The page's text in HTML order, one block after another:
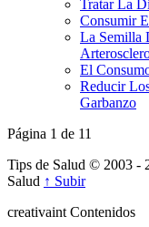
Tratar La
Consumir
La Semilla
El
Reducir
Garbanzo
Página 1 de 11
Tips de Salud © 2003 -
Salud ↑ Subir
creativaint Contenidos